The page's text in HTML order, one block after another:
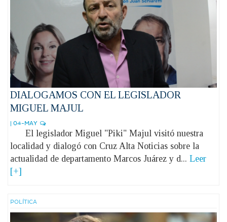
DIALOGAMOS CON EL LEGISLADOR
MIGUEL MAJUL
| 04-MAY
El legislador Miguel "Piki" Majul visitó nuestra
localidad y dialogó con Cruz Alta Noticias sobre la
actualidad de departamento Marcos Juárez y d... Leer
[+]
POLÍ­TICA